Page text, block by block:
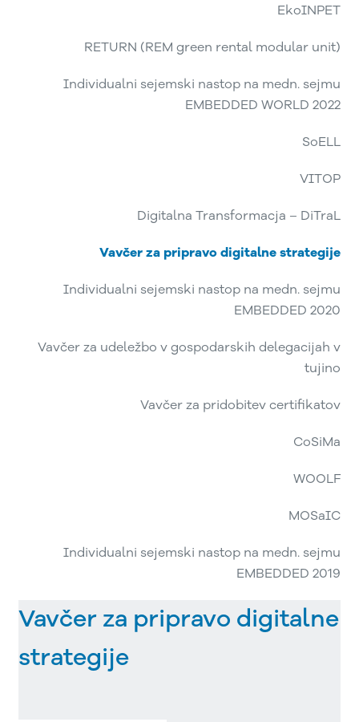
EkoINPET
RETURN (REM green rental modular unit)
Individualni sejemski nastop na medn. sejmu
EMBEDDED WORLD 2022
SoELL
VITOP
Digitalna Transformacja – DiTraL
Vavčer za pripravo digitalne strategije
Individualni sejemski nastop na medn. sejmu
EMBEDDED 2020
Vavčer za udeležbo v gospodarskih delegacijah v
tujino
Vavčer za pridobitev certifikatov
CoSiMa
WOOLF
MOSaIC
Individualni sejemski nastop na medn. sejmu
EMBEDDED 2019
Vavčer za pripravo digitalne
strategije